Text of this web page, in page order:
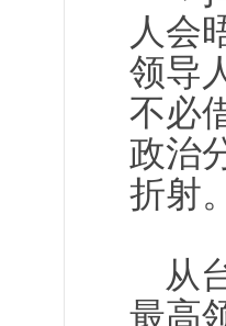
人会
领导
不必
政治
折射
从
最高